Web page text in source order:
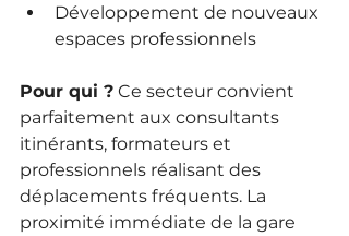
Développement de nouveaux
espaces professionnels
Pour qui ? Ce secteur convient
parfaitement aux consultants
itinérants, formateurs et
professionnels réalisant des
déplacements fréquents. La
proximité immédiate de la gare